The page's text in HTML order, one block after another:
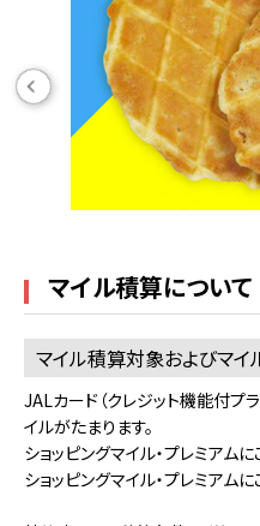
マイル積算について
マイル積算対象およびマイ
JALカード（クレジット機能付プ
イルがたまります。
ショッピングマイル・プレミアム
ショッピングマイル・プレミアム